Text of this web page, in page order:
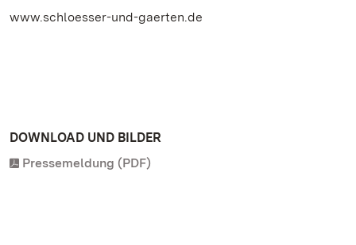
www.schloesser-und-gaerten.de
DOWNLOAD UND BILDER
Pressemeldung (PDF)